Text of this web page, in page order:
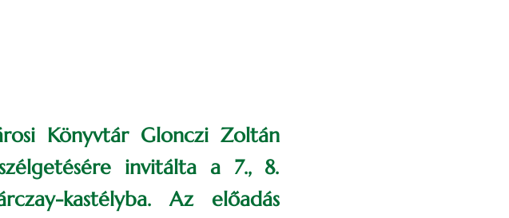
Könyvtár Glonczi Zoltán
invitálta a 7., 8.
kastélyba. Az előadás